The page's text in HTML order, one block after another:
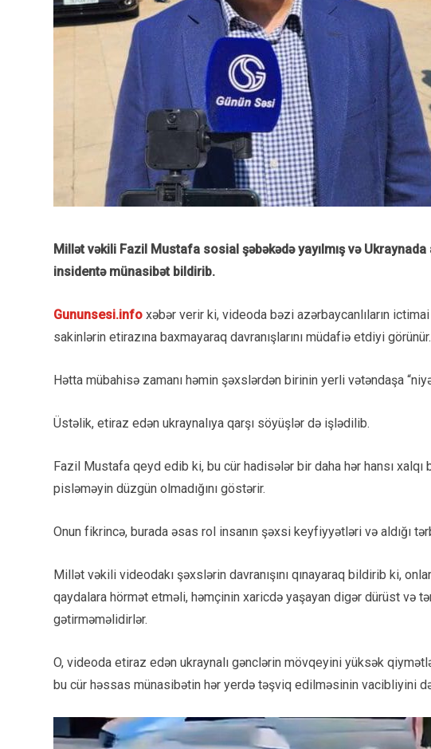
Millət vəkili Fazil Mustafa sosial şəbəkədə yayılmış və Ukraynada
insidentə münasibət bildirib.
Gununsesi.info xəbər verir ki, videoda bəzi azərbaycanlıların
sakinlərin etirazına baxmayaraq davranışlarını müdafiə etdiyi görünür.
Hətta mübahisə zamanı həmin şəxslərdən birinin yerli vətəndaşa
Üstəlik, etiraz edən ukraynalıya qarşı söyüşlər də işlədilib.
Fazil Mustafa qeyd edib ki, bu cür hadisələr bir daha hər hansı
pisləməyin düzgün olmadığını göstərir.
Onun fikrincə, burada əsas rol insanın şəxsi keyfiyyətləri və aldığı
Millət vəkili videodakı şəxslərin davranışını qınayaraq bildirib ki,
qaydalara hörmət etməli, həmçinin xaricdə yaşayan digər dürüst və
gətirməməlidirlər.
O, videoda etiraz edən ukraynalı gənclərin mövqeyini yüksək
bu cür həssas münasibətin hər yerdə təşviq edilməsinin vacibliyini